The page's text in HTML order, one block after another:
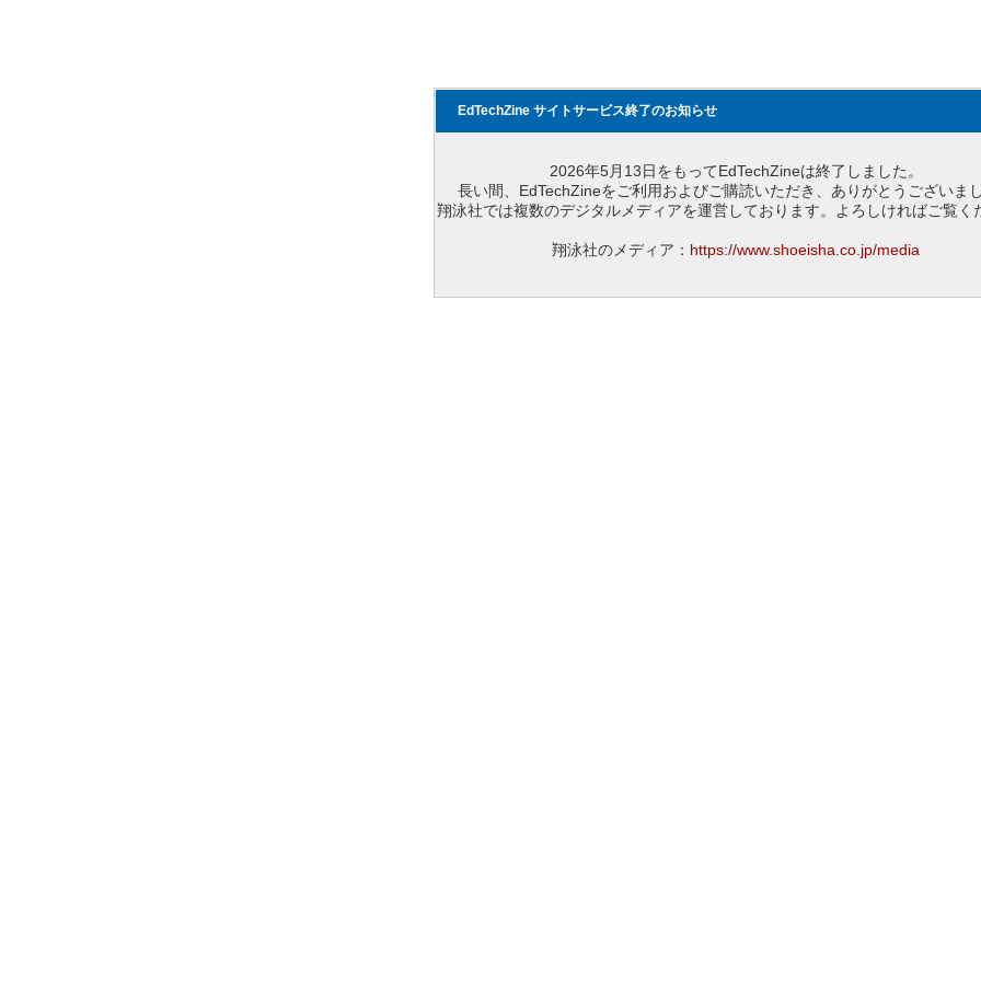
EdTechZine サイトサービス終了のお知らせ
2026年5月13日をもってEdTechZineは終了しました。
長い間、EdTechZineをご利用およびご購読いただき、ありがとうございまし
翔泳社では複数のデジタルメディアを運営しております。よろしければご覧く
翔泳社のメディア： https://www.shoeisha.co.jp/media